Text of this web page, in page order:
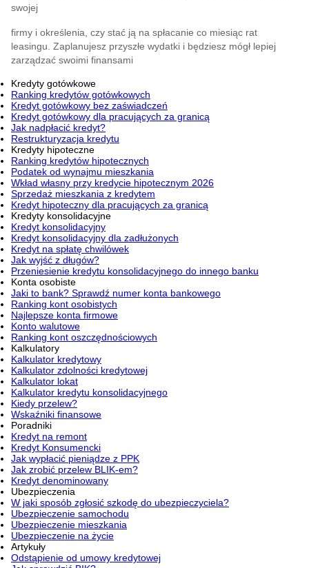
swojej
firmy i określenia, czy stać ją na spłacanie co miesiąc rat
leasingu. Zaplanujesz przyszłe wydatki i będziesz mógł lepiej
zarządzać swoimi finansami
Kredyty gotówkowe
Ranking kredytów gotówkowych
Kredyt gotówkowy bez zaświadczeń
Kredyt gotówkowy dla pracujących za granicą
Jak nadpłacić kredyt?
Restrukturyzacja kredytu
Kredyty hipoteczne
Ranking kredytów hipotecznych
Podatek od wynajmu mieszkania
Wkład własny przy kredycie hipotecznym 2026
Sprzedaż mieszkania z kredytem
Kredyt hipoteczny dla pracujących za granicą
Kredyty konsolidacyjne
Kredyt konsolidacyjny
Kredyt konsolidacyjny dla zadłużonych
Kredyt na spłatę chwilówek
Jak wyjść z długów?
Przeniesienie kredytu konsolidacyjnego do innego banku
Konta osobiste
Jaki to bank? Sprawdź numer konta bankowego
Ranking kont osobistych
Najlepsze konta firmowe
Konto walutowe
Ranking kont oszczędnościowych
Kalkulatory
Kalkulator kredytowy
Kalkulator zdolności kredytowej
Kalkulator lokat
Kalkulator kredytu konsolidacyjnego
Kiedy przelew?
Wskaźniki finansowe
Poradniki
Kredyt na remont
Kredyt Konsumencki
Jak wypłacić pieniądze z PPK
Jak zrobić przelew BLIK-em?
Kredyt denominowany
Ubezpieczenia
W jaki sposób zgłosić szkodę do ubezpieczyciela?
Ubezpieczenie samochodu
Ubezpieczenie mieszkania
Ubezpieczenie na życie
Artykuły
Odstąpienie od umowy kredytowej